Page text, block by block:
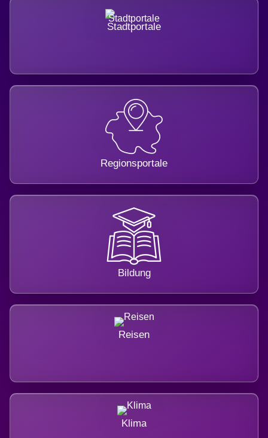
Stadtportale
Regionsportale
Bildung
Reisen
Klima